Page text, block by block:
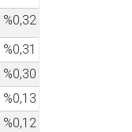
%0,32
%0,31
%0,30
%0,13
%0,12